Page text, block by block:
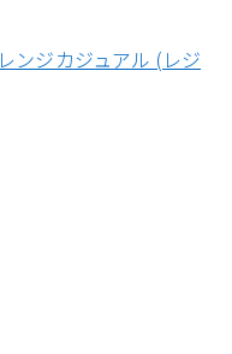
レンジカジュアル (レジ